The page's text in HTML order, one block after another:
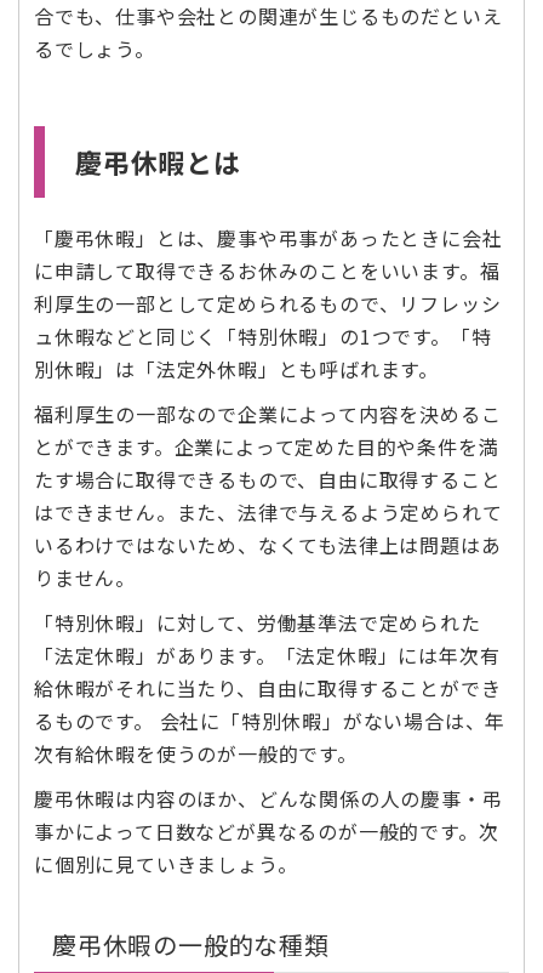
合でも、仕事や会社との関連が生じるものだといえ
るでしょう。
慶弔休暇とは
「慶弔休暇」とは、慶事や弔事があったときに会社
に申請して取得できるお休みのことをいいます。福
利厚生の一部として定められるもので、リフレッシ
ュ休暇などと同じく「特別休暇」の1つです。「特
別休暇」は「法定外休暇」とも呼ばれます。
福利厚生の一部なので企業によって内容を決めるこ
とができます。企業によって定めた目的や条件を満
たす場合に取得できるもので、自由に取得すること
はできません。また、法律で与えるよう定められて
いるわけではないため、なくても法律上は問題はあ
りません。
「特別休暇」に対して、労働基準法で定められた
「法定休暇」があります。「法定休暇」には年次有
給休暇がそれに当たり、自由に取得することができ
るものです。 会社に「特別休暇」がない場合は、年
次有給休暇を使うのが一般的です。
慶弔休暇は内容のほか、どんな関係の人の慶事・弔
事かによって日数などが異なるのが一般的です。次
に個別に見ていきましょう。
慶弔休暇の一般的な種類